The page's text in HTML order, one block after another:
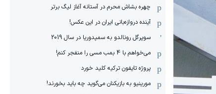
چهره بشاش محرم در آستانه آغاز لیگ برتر
آینده دروازه‌بانی ایران در این عکس!
سوپرگل رونالدو به سمپدوریا در سال 2019
می‌خواهم با 4 بمب مسی را منفجر کنم!
پروژه تایفون ترکیه کلید خورد
مورینیو به بازیکنان می‌گوید چه باید بخورند!